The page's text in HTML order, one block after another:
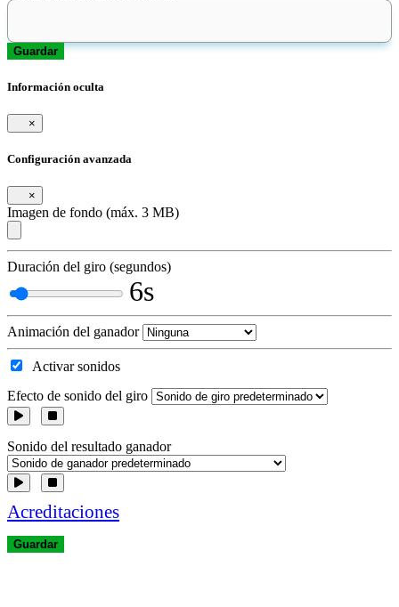
Guardar
Información oculta
×
Configuración avanzada
×
Imagen de fondo (máx. 3 MB)
Duración del giro (segundos)
6s
Animación del ganador
Activar sonidos
Efecto de sonido del giro
Sonido del resultado ganador
Acreditaciones
Guardar